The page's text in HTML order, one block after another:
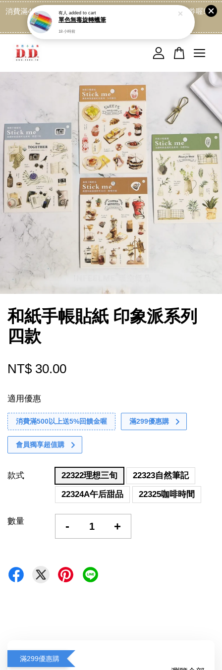
消費滿499免運喔, 記得加LINE:@dede168 領取專屬折扣券喔!
點我
和紙手帳貼紙 印象派系列
四款
NT$ 30.00
適用優惠
消費滿500以上送5%回饋金喔 滿299優惠購
會員獨享超值購
款式 22322理想三旬
22323自然筆記
22324A午后甜品
22325咖啡時間
數量 - +
滿299優惠購
您的購物車目前還是空的。